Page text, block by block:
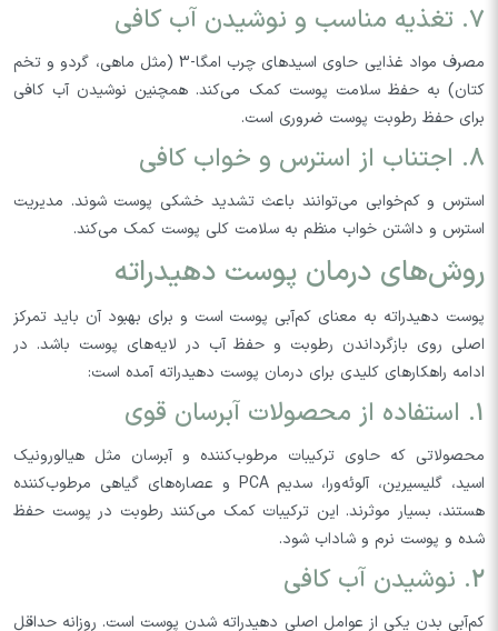
7. تغذیه مناسب و نوشیدن آب کافی
مصرف مواد غذایی حاوی اسیدهای چرب امگا-3 (مثل ماهی، گردو و تخم
کتان) به حفظ سلامت پوست کمک می‌کند. همچنین نوشیدن آب کافی
برای حفظ رطوبت پوست ضروری است.
8. اجتناب از استرس و خواب کافی
استرس و کم‌خوابی می‌توانند باعث تشدید خشکی پوست شوند. مدیریت
استرس و داشتن خواب منظم به سلامت کلی پوست کمک می‌کند.
روش‌های درمان پوست دهیدراته
پوست دهیدراته به معنای کم‌آبی پوست است و برای بهبود آن باید تمرکز
اصلی روی بازگرداندن رطوبت و حفظ آب در لایه‌های پوست باشد. در
ادامه راهکارهای کلیدی برای درمان پوست دهیدراته آمده است:
1. استفاده از محصولات آبرسان قوی
محصولاتی که حاوی ترکیبات مرطوب‌کننده و آبرسان مثل هیالورونیک
اسید، گلیسیرین، آلوئه‌ورا، سدیم PCA و عصاره‌های گیاهی مرطوب‌کننده
هستند، بسیار موثرند. این ترکیبات کمک می‌کنند رطوبت در پوست حفظ
شده و پوست نرم و شاداب شود.
2. نوشیدن آب کافی
کم‌آبی بدن یکی از عوامل اصلی دهیدراته شدن پوست است. روزانه حداقل